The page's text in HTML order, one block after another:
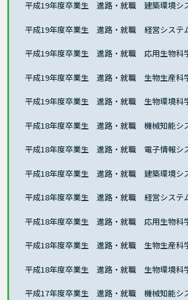
平成19年度卒業生 進路・就職 建築環境シ
平成19年度卒業生 進路・就職 経営システ
平成19年度卒業生 進路・就職 応用生物科
平成19年度卒業生 進路・就職 生物生産科
平成19年度卒業生 進路・就職 生物環境科
平成18年度卒業生 進路・就職 機械知能シ
平成18年度卒業生 進路・就職 電子情報シ
平成18年度卒業生 進路・就職 建築環境シ
平成18年度卒業生 進路・就職 経営システ
平成18年度卒業生 進路・就職 応用生物科
平成18年度卒業生 進路・就職 生物生産科
平成18年度卒業生 進路・就職 生物環境科
平成17年度卒業生 進路・就職 機械知能シ